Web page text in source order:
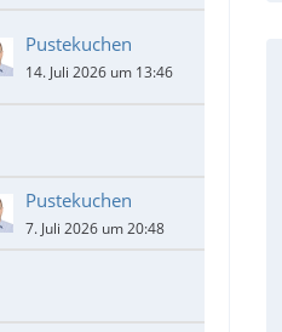
Pustekuchen
14. Juli 2026 um 13:46
Pustekuchen
7. Juli 2026 um 20:48